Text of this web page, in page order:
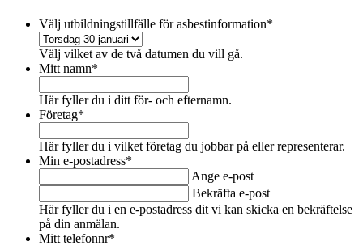
Välj utbildningstillfälle för asbestinformation*
Välj vilket av de två datumen du vill gå.
Mitt namn*
Här fyller du i ditt för- och efternamn.
Företag*
Här fyller du i vilket företag du jobbar på eller representerar.
Min e-postadress*
Ange e-post
Bekräfta e-post
Här fyller du i en e-postadress dit vi kan skicka en bekräftelse
på din anmälan.
Mitt telefonnr*